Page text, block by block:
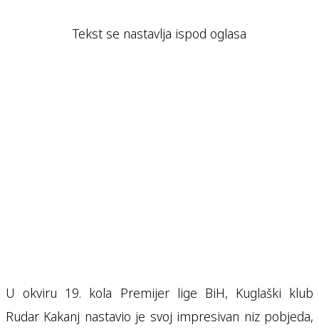
Tekst se nastavlja ispod oglasa
U okviru 19. kola Premijer lige BiH, Kuglaški klub
Rudar Kakanj nastavio je svoj impresivan niz pobjeda,